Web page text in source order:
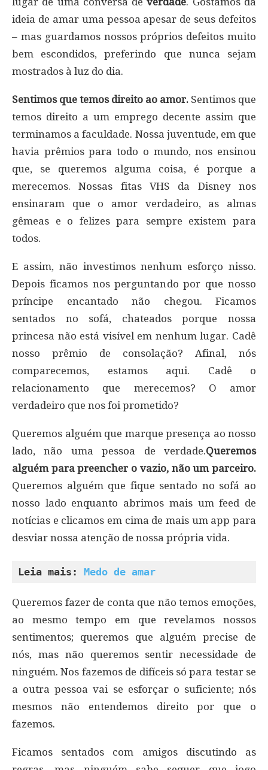
ideia de amar uma pessoa apesar de seus defeitos
– mas guardamos nossos próprios defeitos muito
bem escondidos, preferindo que nunca sejam
mostrados à luz do dia.
Sentimos que temos direito ao amor. Sentimos que
temos direito a um emprego decente assim que
terminamos a faculdade. Nossa juventude, em que
havia prêmios para todo o mundo, nos ensinou
que, se queremos alguma coisa, é porque a
merecemos. Nossas fitas VHS da Disney nos
ensinaram que o amor verdadeiro, as almas
gêmeas e o felizes para sempre existem para
todos.
E assim, não investimos nenhum esforço nisso.
Depois ficamos nos perguntando por que nosso
príncipe encantado não chegou. Ficamos
sentados no sofá, chateados porque nossa
princesa não está visível em nenhum lugar. Cadê
nosso prêmio de consolação? Afinal, nós
comparecemos, estamos aqui. Cadê o
relacionamento que merecemos? O amor
verdadeiro que nos foi prometido?
Queremos alguém que marque presença ao nosso
lado, não uma pessoa de verdade.Queremos
alguém para preencher o vazio, não um parceiro.
Queremos alguém que fique sentado no sofá ao
nosso lado enquanto abrimos mais um feed de
notícias e clicamos em cima de mais um app para
desviar nossa atenção de nossa própria vida.
Leia mais: Medo de amar
Queremos fazer de conta que não temos emoções,
ao mesmo tempo em que revelamos nossos
sentimentos; queremos que alguém precise de
nós, mas não queremos sentir necessidade de
ninguém. Nos fazemos de difíceis só para testar se
a outra pessoa vai se esforçar o suficiente; nós
mesmos não entendemos direito por que o
fazemos.
Ficamos sentados com amigos discutindo as